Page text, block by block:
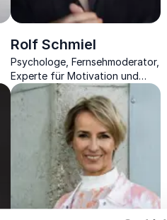
Rolf Schmiel
Psychologe, Fernsehmoderator,
Experte für Motivation und
Autor über Führung in
schwierigen Zeiten und wie man
Glück findet.